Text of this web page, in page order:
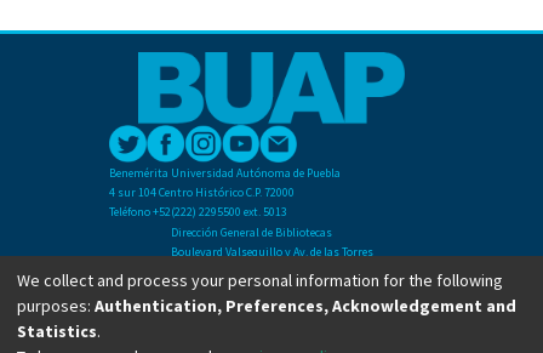
Benemérita Universidad Autónoma de Puebla
4 sur 104 Centro Histórico C.P. 72000
Teléfono +52(222) 2295500 ext. 5013
Dirección General de Bibliotecas
Boulevard Valsequillo y Av. de las Torres
Ciudad Universitaria. Col. San Manuel
C.P. 72570
Teléfono +52 (222) 2295500 Ext 2901
We collect and process your personal information for the following
purposes: Authentication, Preferences, Acknowledgement and
Statistics.